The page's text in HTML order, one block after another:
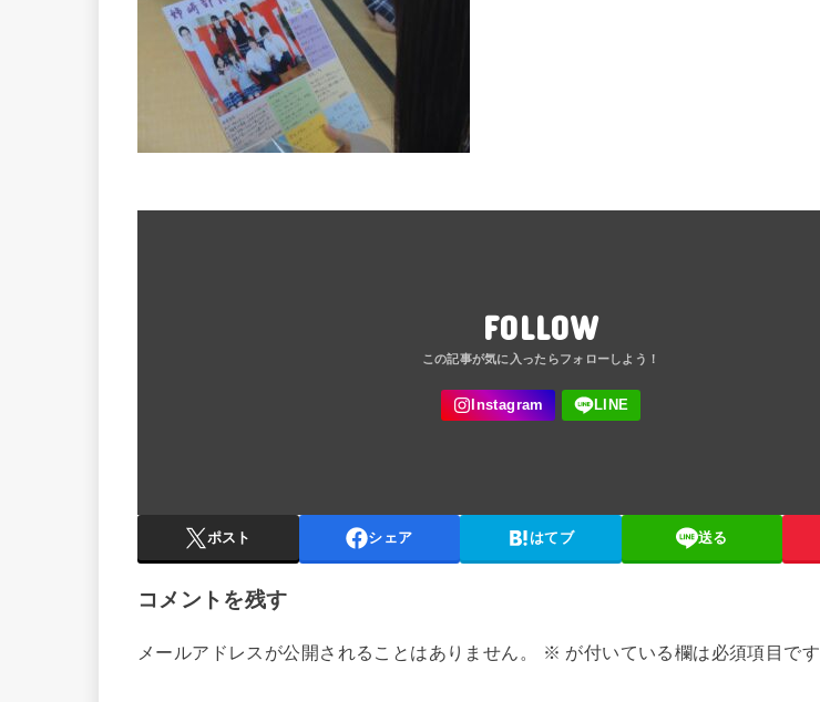
FOLLOW
ポスト シェア はてブ 送る
コメントを残す
メールアドレスが公開されることはありません。 ※ が付いている欄は必須項目です